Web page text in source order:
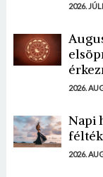
2026.
2026.
Napi
2026.